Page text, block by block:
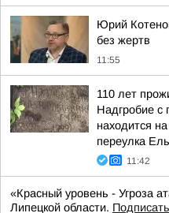
Юрий
без жертв
11:55
110 лет
Надгробие с
находится
переулка
11:42
«Красный уровень - Угроза
Липецкой области.